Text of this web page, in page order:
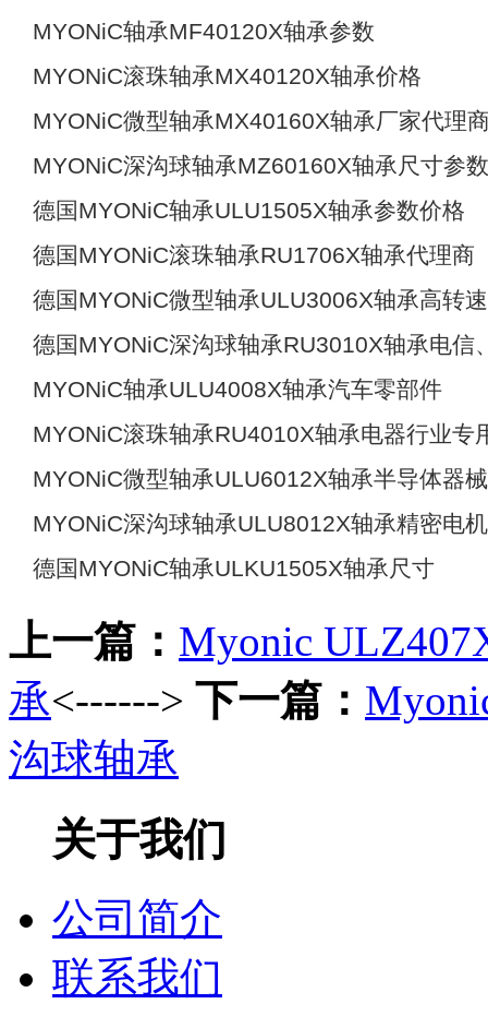
MYONiC轴承MF40120X轴承参数
MYONiC滚珠轴承MX40120X轴承价格
MYONiC微型轴承MX40160X轴承厂家代理
MYONiC深沟球轴承MZ60160X轴承尺寸参
德国MYONiC轴承ULU1505X轴承参数价格
德国MYONiC滚珠轴承RU1706X轴承代理商
德国MYONiC微型轴承ULU3006X轴承高转
德国MYONiC深沟球轴承RU3010X轴承电信
MYONiC轴承ULU4008X轴承汽车零部件
MYONiC滚珠轴承RU4010X轴承电器行业专
MYONiC微型轴承ULU6012X轴承半导体器
MYONiC深沟球轴承ULU8012X轴承精密电
德国MYONiC轴承ULKU1505X轴承尺寸
上一篇： Myonic
承<------> 下一篇：
沟球轴承
关于我们
公司简介
联系我们